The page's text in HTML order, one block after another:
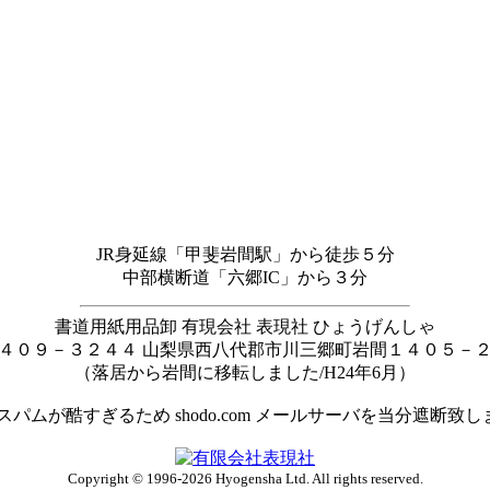
JR身延線「甲斐岩間駅」から徒歩５分
中部横断道「六郷IC」から３分
書道用紙用品卸 有現会社 表現社 ひょうげんしゃ
０９－３２４４ 山梨県西八代郡市川三郷町岩間１４０５－
（落居から岩間に移転しました/H24年6月）
パムが酷すぎるため shodo.com メールサーバを当分遮断致し
Copyright © 1996-2026 Hyogensha Ltd. All rights reserved.